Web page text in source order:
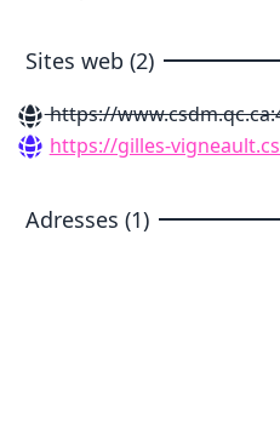
Sites web (2)
https://
https://gilles-
Adresses (1)